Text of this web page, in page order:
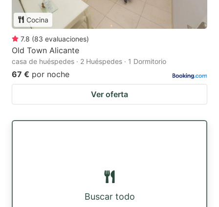
Cocina
7.8 (83 evaluaciones)
Old Town Alicante
casa de huéspedes · 2 Huéspedes · 1 Dormitorio
67 € por noche
Ver oferta
Buscar todo